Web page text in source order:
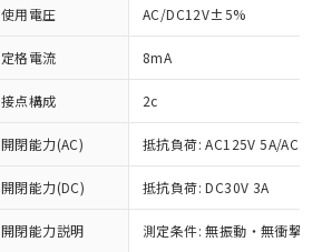
使用電圧 AC/DC12V±5%
定格電流 8mA
接点構成 2c
開閉能力(AC) 抵抗負荷: AC125V 5A/
開閉能力(DC) 抵抗負荷: DC30V 3A
開閉能力説明 測定条件: 無振動・無衝撃